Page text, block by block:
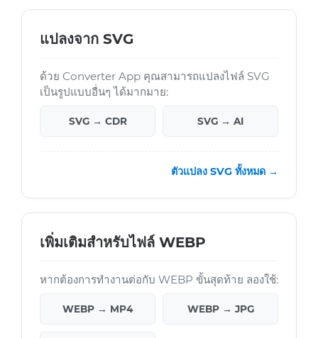
แปลงจาก SVG
ด้วย Converter App คุณสามารถแปลงไฟล์ SVG
เป็นรูปแบบอื่นๆ ได้มากมาย:
SVG → CDR SVG → AI
ตัวแปลง SVG ทั้งหมด →
เพิ่มเติมสำหรับไฟล์ WEBP
หากต้องการทำงานต่อกับ WEBP ขั้นสุดท้าย ลองใช้:
WEBP → MP4 WEBP → JPG